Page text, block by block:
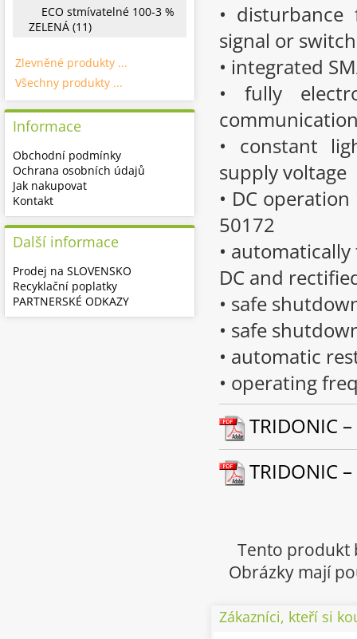
•
signal or
• integrated
• fully
• constant
supply voltage
• DC
50172
•
DC and
• safe
• safe
• automatic
• operating
TRIDONIC
TRIDONIC
Tento produkt
Obrázky mají
Zákazníci, kteří si
ECO stmívatelné 100-3 %
ZELENÁ (11)
Zlevněné produkty ...
Všechny produkty ...
Informace
Obchodní podmínky
Ochrana osobních údajů
Jak nakupovat
Kontakt
Další informace
Prodej na SLOVENSKO
Recyklační poplatky
PARTNERSKÉ ODKAZY